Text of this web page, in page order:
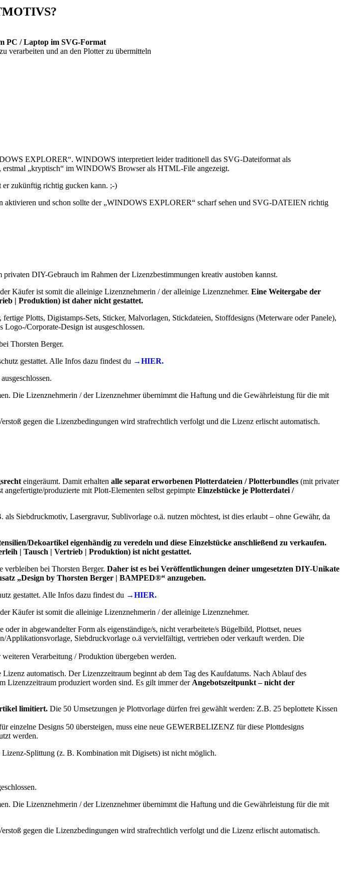
PC / Laptop im SVG-Format
verarbeiten und an den Plotter zu übermitteln
EXPLORER“. WINDOWS interpretiert leider traditionell das SVG-Dateiformat als
„kryptisch“ im WINDOWS Browser als HTML-File angezeigt.
zukünftig richtig gucken kann. ;-)
und schon sollte der „WINDOWS EXPLORER“ scharf sehen und SVG-DATEIEN richtig
DIY-Gebrauch im Rahmen der Lizenzbestimmungen kreativ austoben kannst.
Käufer ist somit die alleinige Lizenznehmerin / der alleinige Lizenznehmer. Eine Weitergabe der
| Produktion) ist daher nicht gestattet.
fertige Plotts, Digistamps-Sets, Sticker, Malvorlagen, Stickdateien, Stoffdesigns (Meterware oder Panele),
Corporate-Design ist ausgeschlossen.
Thorsten Berger.
gestattet. Alle Infos dazu findest du →HIER.
Die Lizenznehmerin / der Lizenznehmer übernimmt die Haftung und die Gewährleistung für die mit
gegen die Lizenzbedingungen wird strafrechtlich verfolgt und die Lizenz erlischt automatisch.
eingeräumt. Damit erhalten alle separat erworbenen Plotterdateien / Plotterbundles (mit privater
angefertigte/produzierte mit Plott-Elementen selbst gepimpte Einzelstücke je Plotterdatei /
Siebdruckmotiv, Lasergravur, Sublivorlage o.ä. nutzen möchtest, ist dies erlaubt – ohne Gewähr, da
Dekoartikel eigenhändig zu veredeln und diese Einzelstücke anschließend zu verkaufen.
| Tausch | Vertrieb | Produktion) ist nicht gestattet.
verbleiben bei Thorsten Berger. Daher ist es bei Veröffentlichungen deiner umgesetzten DIY-Unikate
„Design by Thorsten Berger | BAMPED®“ anzugeben.
gestattet. Alle Infos dazu findest du →HIER.
Käufer ist somit die alleinige Lizenznehmerin / der alleinige Lizenznehmer.
in abgewandelter Form als eigenständige/s, nicht verarbeitete/s Bügelbild, Plottset, neues
Siebdruckvorlage o.ä vervielfältigt, vertrieben oder verkauft werden. Die
Verarbeitung / Produktion übergeben werden.
Lizenz automatisch. Der Lizenzzeitraum beginnt ab dem Tag des Kaufdatums. Nach Ablauf des
Lizenzzeitraum produziert worden sind. Es gilt immer der Angebotszeitpunkt – nicht der
limitiert. Die 50 Umsetzungen je Plottvorlage dürfen frei gewählt werden: Z.B. 25 beplottete Kissen
einzelne Designs 50 übersteigen, muss eine neue GEWERBELIZENZ für diese Plottdesigns
werden.
Splittung (z. B. Kombination mit Digisets) ist nicht möglich.
Die Lizenznehmerin / der Lizenznehmer übernimmt die Haftung und die Gewährleistung für die mit
gegen die Lizenzbedingungen wird strafrechtlich verfolgt und die Lizenz erlischt automatisch.